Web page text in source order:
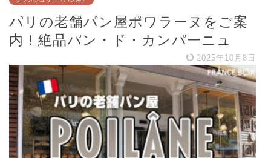
パリの老舗パン屋ポワラーヌをご案
内！絶品パン・ド・カンパーニュ
2025年10月8日